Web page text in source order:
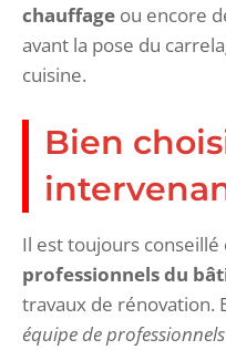
chauffage ou encore
avant la pose du
cuisine.
Bien
Il est toujours
professionnels du
travaux de rénovation.
équipe de professionnels